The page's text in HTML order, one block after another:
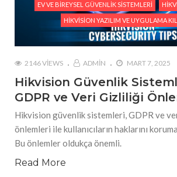
EV VE BIREYSEL GÜVENLIK SISTEMLERI
HIKVISION YAZILIM VE UYGULAMA
2146 VIEWS ADMIN MART 7, 2025
Hikvision Güvenlik
GDPR ve Veri Gizliliği
Hikvision güvenlik sistemleri, GDPR ve
önlemleri ile kullanıcıların haklarını
Bu önlemler oldukça önemli.
Read More